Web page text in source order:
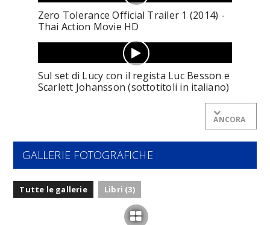
Zero Tolerance Official Trailer 1 (2014) -
Thai Action Movie HD
Sul set di Lucy con il regista Luc Besson e
Scarlett Johansson (sottotitoli in italiano)
ANCORA
GALLERIE FOTOGRAFICHE
Tutte le gallerie Libri (3)